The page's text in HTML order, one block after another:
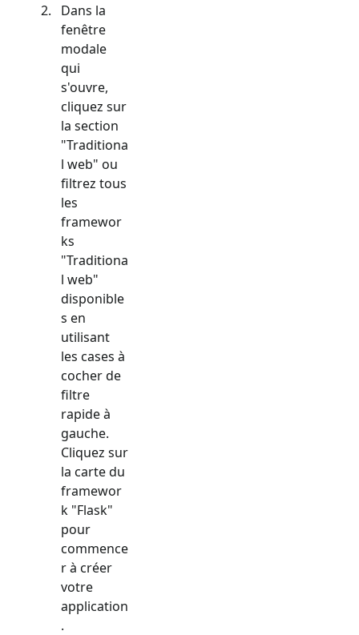
Dans la
fenêtre
modale
qui
s'ouvre,
cliquez sur
la section
"Traditiona
l web" ou
filtrez tous
les
framewor
ks
"Traditiona
l web"
disponible
s en
utilisant
les cases à
cocher de
filtre
rapide à
gauche.
Cliquez sur
la carte du
framewor
k "Flask"
pour
commence
r à créer
votre
application
.